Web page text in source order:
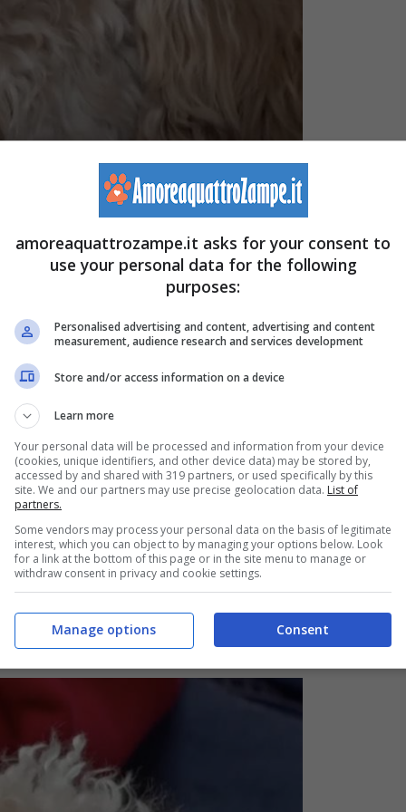
distress post-traumatico nel cane, strettamente
alleviare quelle che sembravano delle sue innate
compreso cosa avesse scatenato tale insana
per aiutare Choco nella sua seconda sfida più
– dopo il torto subito – e alleviare, in tal modo, i
delBarboncino
tempi più remoti – un cane dacacciain acqua. I
delle sue caratteristiche ereditate da questi
al fortuna di coloro che scelgono di
amoreaquattrozampe.it asks for your consent to
use your personal data for the following
purposes:
Personalised advertising and content, advertising and content
measurement, audience research and services development
Store and/or access information on a device
Learn more
Your personal data will be processed and information from your device
(cookies, unique identifiers, and other device data) may be stored by,
accessed by and shared with 319 partners, or used specifically by this
site. We and our partners may use precise geolocation data. List of
partners.
Some vendors may process your personal data on the basis of legitimate
interest, which you can object to by managing your options below. Look
for a link at the bottom of this page or in the site menu to manage or
withdraw consent in privacy and cookie settings.
Consent
Manage options